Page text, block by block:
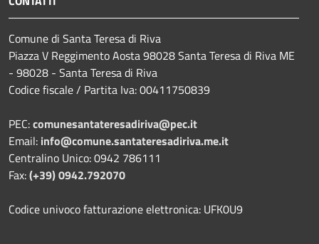
Comune di Santa Teresa di Riva
Piazza V Reggimento Aosta 98028 Santa Teresa di Riva ME
- 98028 - Santa Teresa di Riva
Codice fiscale / Partita Iva: 00411750839
PEC:comunesantateresadiriva@pec.it
Email: info@comune.santateresadiriva.me.it
Centralino Unico: 0942 786111
Fax:(+39) 0942.792070
Codice univoco fatturazione elettronica: UFK0U9